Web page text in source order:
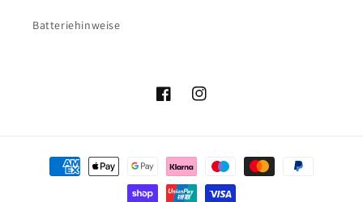
Batteriehinweise
FacebookInstagram
Zahlungsmethoden